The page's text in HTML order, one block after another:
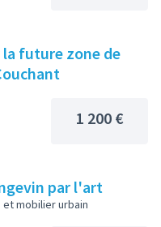
la future zone de
1 200 €
par l'art
mobilier urbain